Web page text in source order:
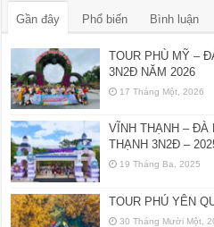
Gần đây Phổ biến Bình luận
TOUR PHÙ MỸ –
3N2Đ NĂM 2026
17 Tháng Một, 2026
VĨNH THẠNH – ĐÀ
THẠNH 3N2Đ –
19 Tháng Ba, 2025
TOUR PHÚ YÊN
30 Tháng Mười Một,